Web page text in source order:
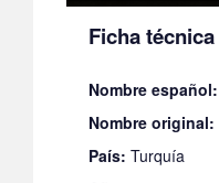
Ficha técnica
Nombre español:
Nombre original:
País: Turquía